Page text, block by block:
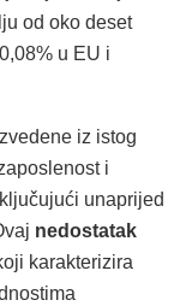
od oko deset
u EU i
iz istog
i
unaprijed
nedostatak
karakterizira